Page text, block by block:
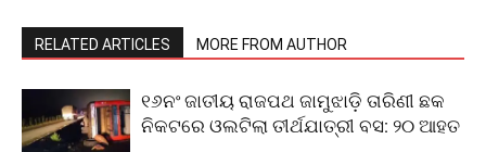
RELATED ARTICLES MORE FROM AUTHOR
୧୬ନଂ ଜାତୀୟ ରାଜପଥ ଜାମୁଝାଡ଼ି ତାରିଣୀ ଛକ
ନିକଟରେ ଓଲଟିଲା ତୀର୍ଥଯାତ୍ରୀ ବସ: ୨୦ ଆହତ